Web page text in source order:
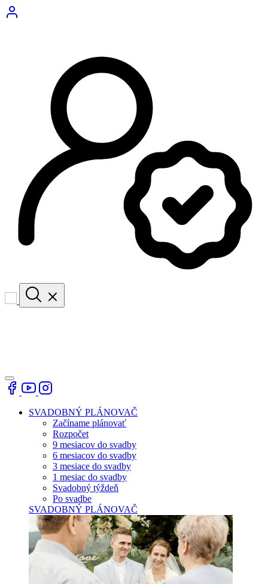
SVADOBNÝ PLÁNOVAČ
Začíname plánovať
Rozpočet
9 mesiacov do svadby
6 mesiacov do svadby
3 mesiace do svadby
1 mesiac do svadby
Svadobný týždeň
Po svadbe
SVADOBNÝ PLÁNOVAČ